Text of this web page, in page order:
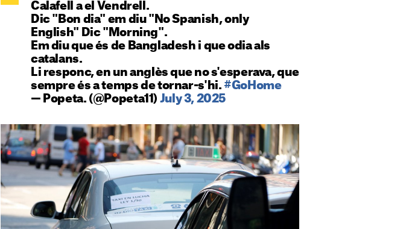
Calafell a el Vendrell.
Dic "Bon dia" em diu "No Spanish, only
English" Dic "Morning".
Em diu que és de Bangladesh i que odia als
catalans.
Li responc, en un anglès que no s'esperava, que
sempre és a temps de tornar-s'hi. #GoHome
— Popeta. (@Popeta11) July 3, 2025